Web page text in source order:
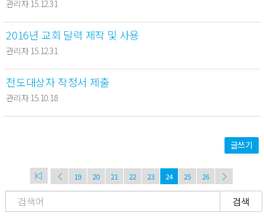
관리자 15.12.31
2016년 교회 달력 제작 및 사용
관리자 15.12.31
전도대상자 작정서 제출
관리자 15.10.18
글쓰기
19 20 21 22 23 24 25 26
검색